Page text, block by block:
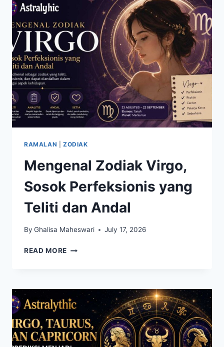
2026,
SIAPA
YANG
PALING
BERUNTUNG?
RAMALAN ZODIAK
Mengenal Zodiak Virgo,
Sosok Perfeksionis yang
Teliti dan Andal
By Ghalisa Maheswari July 17, 2026
READ MORE MENGENAL
PERFEKSIONIS
YANG
TELITI
DAN
ANDAL